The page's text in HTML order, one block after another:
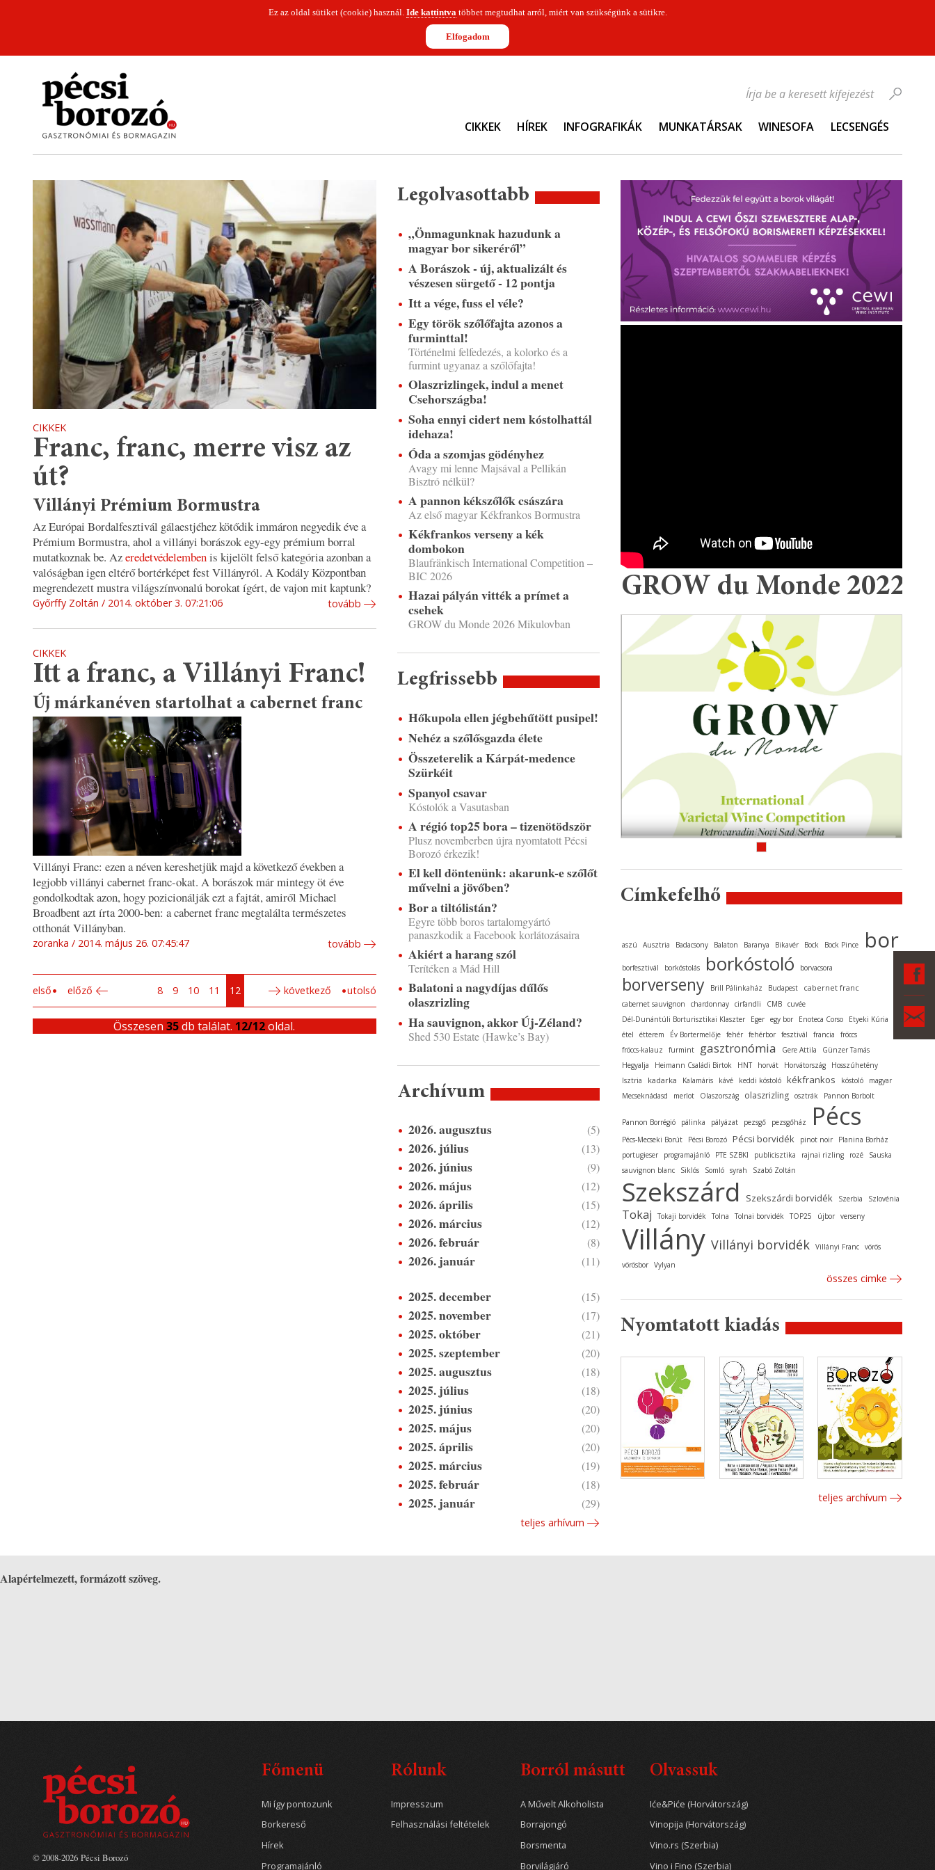
Ez az oldal sütiket (cookie) használ. Ide kattintvatöbbet megtudhat arról, miért van szükségünk a sütikre.
Elfogadom
CIKKEK HÍREK INFOGRAFIKÁK MUNKATÁRSAK WINESOFA LECSENGÉS
Írja be a keresett kifejezést
CIKKEK
Franc, franc, merre visz az
út?
Villányi Prémium Bormustra
Az Európai Bordalfesztivál gálaestjéhez kötődik immáron negyedik éve a
Prémium Bormustra, ahol a villányi borászok egy-egy prémium borral
mutatkoznak be. Azeredetvédelembenis kijelölt felső kategória azonban a
valóságban igen eltérő bortérképet fest Villányról. A Kodály Központban
megrendezett mustra világszínvonalú borokat ígért, de vajon mit kaptunk?
Győrffy Zoltán 2014. október 3. 07:21:06 tovább
CIKKEK
Itt a franc, a Villányi Franc!
Új márkanéven startolhat a cabernet franc
Villányi Franc: ezen a néven kereshetjük majd a következő években a
legjobb villányi cabernet franc-okat. A borászok már mintegy öt éve
gondolkodtak azon, hogy pozicionálják ezt a fajtát, amiről Michael
Broadbent azt írta 2000-ben: a cabernet franc megtalálta természetes
otthonát Villányban.
zoranka 2014. május 26. 07:45:47 tovább
első előző 8 9 10 11 12 következő utolsó
Összesen35db találat. 12/12oldal.
Legolvasottabb
„Önmagunknak hazudunk a
magyar bor sikeréről”
A Borászok - új, aktualizált és
vészesen sürgető - 12 pontja
Itt a vége, fuss el véle?
Egy török szőlőfajta azonos a
furminttal!
Történelmi felfedezés, a kolorko és a
furmint ugyanaz a szőlőfajta!
Olaszrizlingek, indul a menet
Csehországba!
Soha ennyi cidert nem kóstolhattál
idehaza!
Óda a szomjas gödényhez
Avagy mi lenne Majsával a Pellikán
Bisztró nélkül?
A pannon kékszőlők császára
Az első magyar Kékfrankos Bormustra
Kékfrankos verseny a kék
dombokon
Blaufränkisch International Competition –
BIC 2026
Hazai pályán vitték a prímet a
csehek
GROW du Monde 2026 Mikulovban
Legfrissebb
Hőkupola ellen jégbehűtött pusipel!
Nehéz a szőlősgazda élete
Összeterelik a Kárpát-medence
Szürkéit
Spanyol csavar
Kóstolók a Vasutasban
A régió top25 bora – tizenötödször
Plusz novemberben újra nyomtatott Pécsi
Borozó érkezik!
El kell döntenünk: akarunk-e szőlőt
művelni a jövőben?
Bor a tiltólistán?
Egyre több boros tartalomgyártó
panaszkodik a Facebook korlátozásaira
Akiért a harang szól
Terítéken a Mád Hill
Balatoni a nagydíjas dűlős
olaszrizling
Ha sauvignon, akkor Új-Zéland?
Shed 530 Estate (Hawke’s Bay)
Archívum
2026. augusztus (5)
2026. július (13)
2026. június (9)
2026. május (12)
2026. április (15)
2026. március (12)
2026. február (8)
2026. január (11)
2025. december (15)
2025. november (17)
2025. október (21)
2025. szeptember (20)
2025. augusztus (18)
2025. július (18)
2025. június (20)
2025. május (20)
2025. április (20)
2025. március (19)
2025. február (18)
2025. január (29)
teljes arhívum
GROW du Monde 2022
Címkefelhő
aszú Ausztria Badacsony Balaton Baranya Bikavér Bock Bock Pince bor
borfesztivál borkóstolás borkóstoló borvacsora
borverseny Brill Pálinkaház Budapest cabernet franc
cabernet sauvignon chardonnay cirfandli CMB cuvée
Dél-Dunántúli Borturisztikai Klaszter
Eger egy bor Enoteca Corso
Etyeki Kúria
étel
étterem Év Bortermelője fehér fehérbor fesztivál francia
fröccs
fröccs-kalauz
furmint gasztronómia Gere Attila
Günzer Tamás
Hegyalja
Heimann Családi Birtok HNT horvát Horvátország
Hosszúhetény
Isztria
kadarka Kalamáris kávé keddi kóstoló kékfrankos kóstoló
magyar
Mecseknádasd
merlot Olaszország olaszrizling osztrák Pannon Borbolt
Pannon Borrégió pálinka pályázat pezsgő pezsgőház Pécs
Pécs-Mecseki Borút Pécsi Borozó Pécsi borvidék pinot noir
Planina Borház
portugieser
programajánló PTE SZBKI publicisztika rajnai rizling rozé
Sauska
sauvignon blanc
Siklós Somló syrah Szabó Zoltán
Szekszárd Szekszárdi borvidék Szerbia Szlovénia
Tokaj Tokaji borvidék Tolna Tolnai borvidék TOP25 újbor verseny
Villány Villányi borvidék Villányi Franc vörös
vörösbor Vylyan
összes cimke
Nyomtatott kiadás
teljes archívum
Alapértelmezett, formázott szöveg.
Főmenü
Mi így pontozunk
Borkereső
Hírek
Programajánló
Rólunk
Impresszum
Felhasználási feltételek
Borról másutt
A Művelt Alkoholista
Borrajongó
Borsmenta
Borvilágjáró
Olvassuk
Iće&Piće (Horvátország)
Vinopija (Horvátország)
Vino.rs (Szerbia)
Vino i Fino (Szerbia)
© 2008-2026 Pécsi Borozó